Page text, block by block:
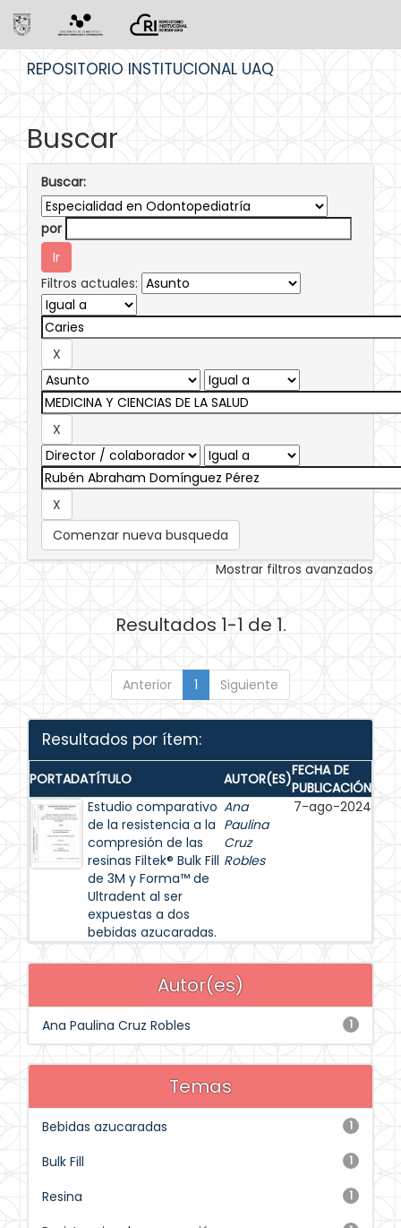
REPOSITORIO INSTITUCIONAL UAQ
Buscar
Buscar:
por
Filtros actuales:
Comenzar nueva busqueda
Mostrar filtros avanzados
Resultados 1-1 de 1.
Anterior 1 Siguiente
Resultados por ítem:
PORTADATÍTULO AUTOR(ES)FECHA DE
PUBLICACIÓN
Estudio comparativo
de la resistencia a la
compresión de las
resinas Filtek® Bulk Fill
de 3M y Forma™ de
Ultradent al ser
expuestas a dos
bebidas azucaradas.
Ana
Paulina
Cruz
Robles
7-ago-2024
Autor(es)
1
Ana Paulina Cruz Robles
Temas
1
Bebidas azucaradas
1
Bulk Fill
1
Resina